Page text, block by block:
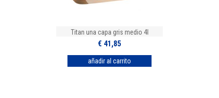
Titan una capa gris medio 4l
€ 41,85